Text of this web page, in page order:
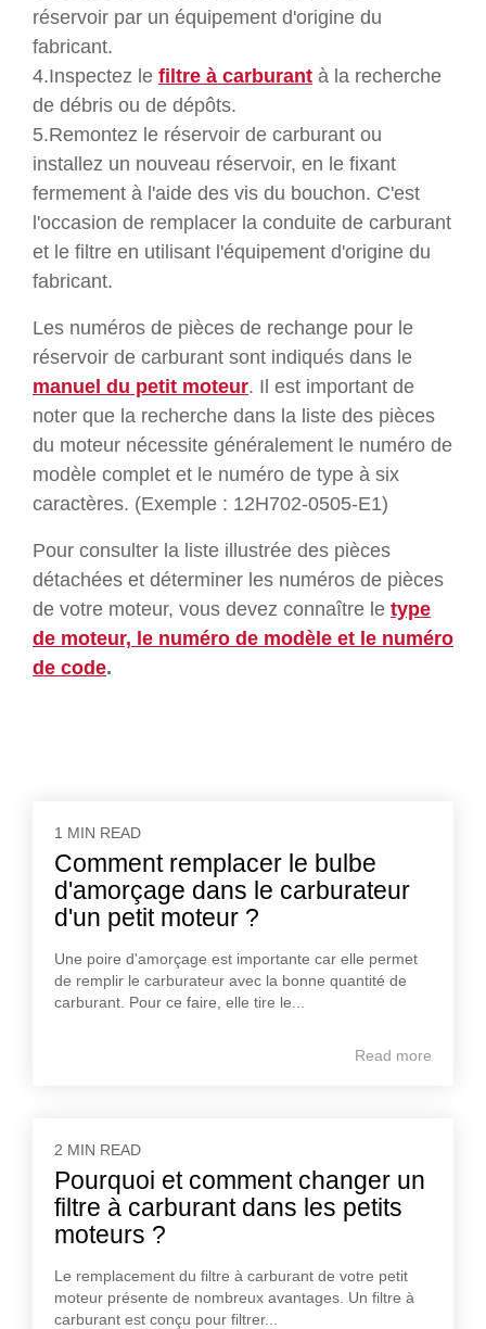
réservoir par un équipement d'origine du
fabricant.
4.Inspectez le filtre à carburant à la recherche
de débris ou de dépôts.
5.Remontez le réservoir de carburant ou
installez un nouveau réservoir, en le fixant
fermement à l'aide des vis du bouchon. C'est
l'occasion de remplacer la conduite de carburant
et le filtre en utilisant l'équipement d'origine du
fabricant.
Les numéros de pièces de rechange pour le
réservoir de carburant sont indiqués dans le
manuel du petit moteur. Il est important de
noter que la recherche dans la liste des pièces
du moteur nécessite généralement le numéro de
modèle complet et le numéro de type à six
caractères. (Exemple : 12H702-0505-E1)
Pour consulter la liste illustrée des pièces
détachées et déterminer les numéros de pièces
de votre moteur, vous devez connaître le type
de moteur, le numéro de modèle et le numéro
de code.
1 MIN READ
Comment remplacer le bulbe
d'amorçage dans le carburateur
d'un petit moteur ?
Une poire d'amorçage est importante car elle permet
de remplir le carburateur avec la bonne quantité de
carburant. Pour ce faire, elle tire le...
Read more
2 MIN READ
Pourquoi et comment changer un
filtre à carburant dans les petits
moteurs ?
Le remplacement du filtre à carburant de votre petit
moteur présente de nombreux avantages. Un filtre à
carburant est conçu pour filtrer...